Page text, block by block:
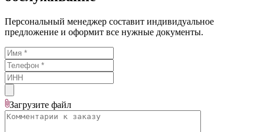
Персональный менеджер составит индивидуальное
предложение и оформит все нужные документы.
Загрузите файл